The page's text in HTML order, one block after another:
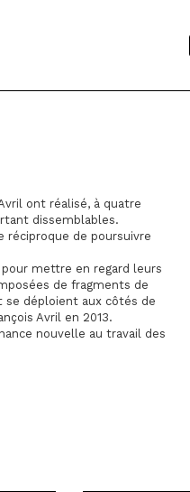
ont réalisé, à quatre
dissemblables.
de poursuivre
pour mettre en regard leurs
de fragments de
se déploient aux côtés de
Avril en 2013.
nouvelle au travail des